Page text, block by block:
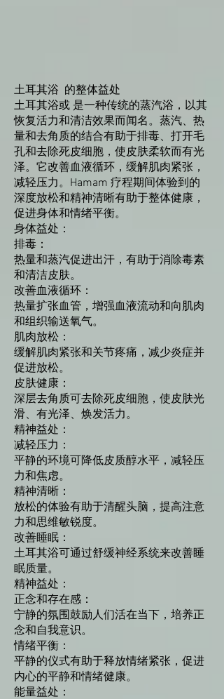
土耳其浴 的整体益处
土耳其浴或 是一种传统的蒸汽浴，以其
恢复活力和清洁效果而闻名。蒸汽、热
量和去角质的结合有助于排毒、打开毛
孔和去除死皮细胞，使皮肤柔软而有光
泽。它改善血液循环，缓解肌肉紧张，
减轻压力。Hamam 疗程期间体验到的
深度放松和精神清晰有助于整体健康，
促进身体和情绪平衡。
身体益处：
排毒：
热量和蒸汽促进出汗，有助于消除毒素
和清洁皮肤。
改善血液循环：
热量扩张血管，增强血液流动和向肌肉
和组织输送氧气。
肌肉放松：
缓解肌肉紧张和关节疼痛，减少炎症并
促进放松。
皮肤健康：
深层去角质可去除死皮细胞，使皮肤光
滑、有光泽、焕发活力。
精神益处：
减轻压力：
平静的环境可降低皮质醇水平，减轻压
力和焦虑。
精神清晰：
放松的体验有助于清醒头脑，提高注意
力和思维敏锐度。
改善睡眠：
土耳其浴可通过舒缓神经系统来改善睡
眠质量。
精神益处：
正念和存在感：
宁静的氛围鼓励人们活在当下，培养正
念和自我意识。
情绪平衡：
平静的仪式有助于释放情绪紧张，促进
内心的平静和情绪健康。
能量益处：